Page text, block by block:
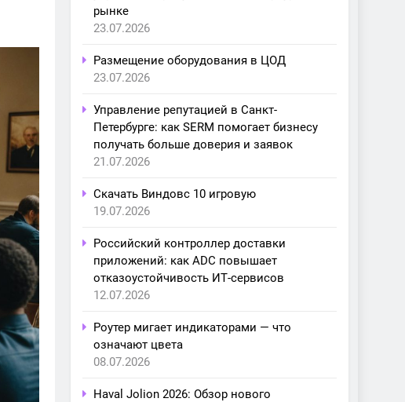
рынке
23.07.2026
Размещение оборудования в ЦОД
23.07.2026
Управление репутацией в Санкт-
Петербурге: как SERM помогает бизнесу
получать больше доверия и заявок
21.07.2026
Скачать Виндовс 10 игровую
19.07.2026
Российский контроллер доставки
приложений: как ADC повышает
отказоустойчивость ИТ-сервисов
12.07.2026
Роутер мигает индикаторами — что
означают цвета
08.07.2026
Haval Jolion 2026: Обзор нового